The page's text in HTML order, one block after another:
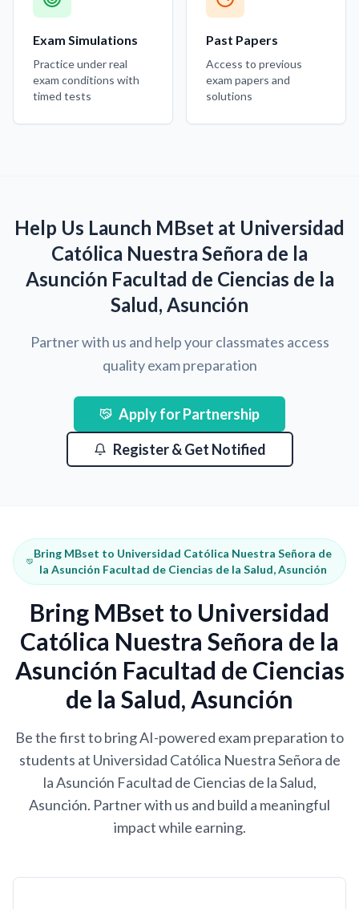
Exam Simulations
Practice under real
exam conditions with
timed tests
Past Papers
Access to previous
exam papers and
solutions
Help Us Launch MBset at Universidad
Católica Nuestra Señora de la
Asunción Facultad de Ciencias de la
Salud, Asunción
Partner with us and help your classmates access
quality exam preparation
Apply for Partnership
Register & Get Notified
Bring MBset to Universidad Católica Nuestra Señora de
la Asunción Facultad de Ciencias de la Salud, Asunción
Bring MBset to Universidad
Católica Nuestra Señora de la
Asunción Facultad de Ciencias
de la Salud, Asunción
Be the first to bring AI-powered exam preparation to
students at Universidad Católica Nuestra Señora de
la Asunción Facultad de Ciencias de la Salud,
Asunción. Partner with us and build a meaningful
impact while earning.